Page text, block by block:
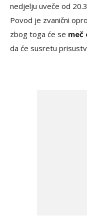
nedjelju uveče od
Povod je zvanični
zbog toga će se meč
da će susretu